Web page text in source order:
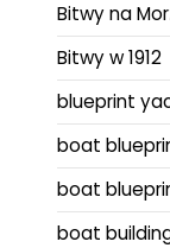
Bitwy na
Bitwy w 1912
blueprint
boat
boat
boat